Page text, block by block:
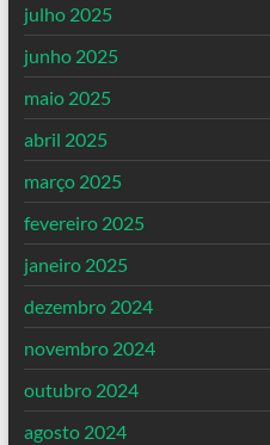
julho 2025
junho 2025
maio 2025
abril 2025
março 2025
fevereiro 2025
janeiro 2025
dezembro 2024
novembro 2024
outubro 2024
agosto 2024